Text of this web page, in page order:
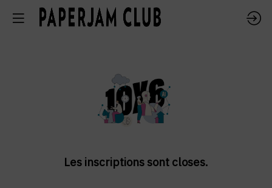
Les inscriptions sont closes.